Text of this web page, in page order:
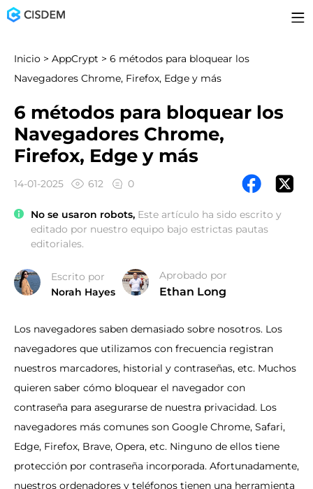
Inicio > AppCrypt > 6 métodos para bloquear los
Navegadores Chrome, Firefox, Edge y más
6 métodos para bloquear los
Navegadores Chrome,
Firefox, Edge y más
14-01-2025 612 0
No se usaron robots, Este artículo ha sido escrito y
editado por nuestro equipo bajo estrictas pautas
editoriales.
Escrito por
Norah Hayes
Aprobado por
Ethan Long
Los navegadores saben demasiado sobre nosotros. Los
navegadores que utilizamos con frecuencia registran
nuestros marcadores, historial y contraseñas, etc. Muchos
quieren saber cómo bloquear el navegador con
contraseña para asegurarse de nuestra privacidad. Los
navegadores más comunes son Google Chrome, Safari,
Edge, Firefox, Brave, Opera, etc. Ninguno de ellos tiene
protección por contraseña incorporada. Afortunadamente,
nuestros ordenadores y teléfonos tienen una herramienta